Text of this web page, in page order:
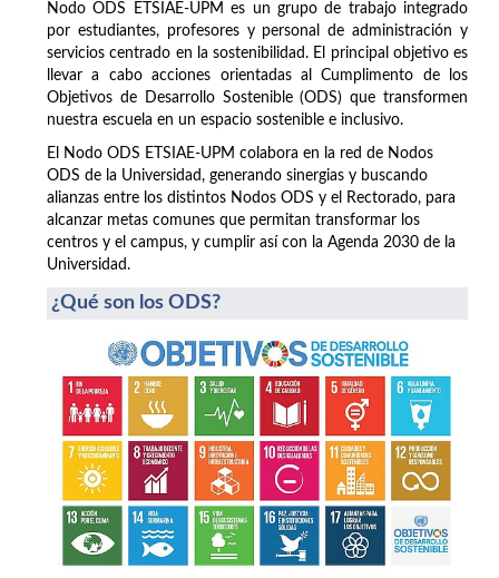
Nodo ODS ETSIAE-UPM es un grupo de trabajo integrado
por estudiantes, profesores y personal de administración y
servicios centrado en la sostenibilidad. El principal objetivo es
llevar a cabo acciones orientadas al Cumplimento de los
Objetivos de Desarrollo Sostenible (ODS) que transformen
nuestra escuela en un espacio sostenible e inclusivo.
El Nodo ODS ETSIAE-UPM colabora en la red de Nodos
ODS de la Universidad, generando sinergias y buscando
alianzas entre los distintos Nodos ODS y el Rectorado, para
alcanzar metas comunes que permitan transformar los
centros y el campus, y cumplir así con la Agenda 2030 de la
Universidad.
¿Qué son los ODS?